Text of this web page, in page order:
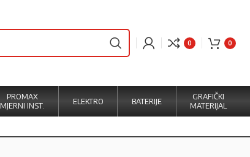
0 0
PROMAX
MJERNI INST.
ELEKTRO BATERIJE
GRAFIČKI
MATERIJAL